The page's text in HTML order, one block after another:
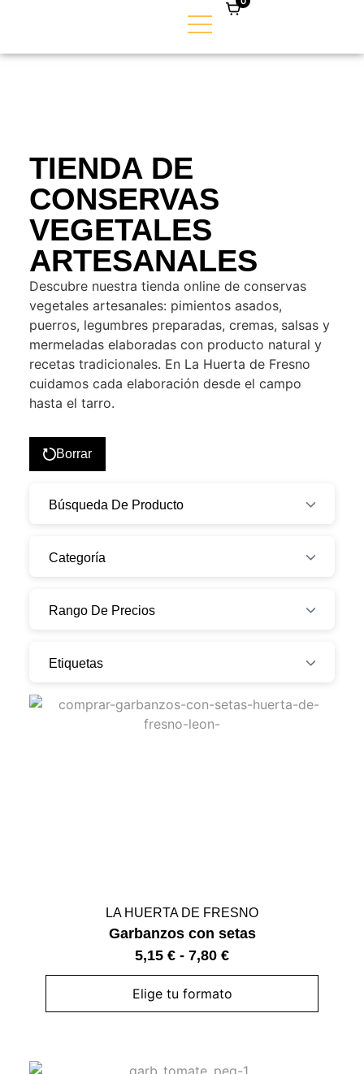
TIENDA DE
CONSERVAS
VEGETALES
ARTESANALES
Descubre nuestra tienda online de conservas
vegetales artesanales: pimientos asados,
puerros, legumbres preparadas, cremas, salsas y
mermeladas elaboradas con producto natural y
recetas tradicionales. En La Huerta de Fresno
cuidamos cada elaboración desde el campo
hasta el tarro.
Búsqueda De Producto
Rango De Precios
Categoría
Etiquetas
Borrar
LA HUERTA DE FRESNO
Garbanzos con setas
5,15 € - 7,80 €
Elige tu formato